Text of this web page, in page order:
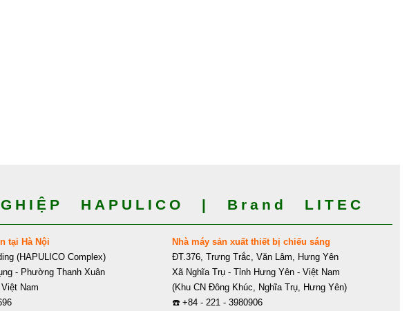
HAPULICO | Brand LITEC
tại Hà Nội
(HAPULICO Complex)
- Phường Thanh Xuân
Nam
Nhà máy sản xuất thiết bị chiếu sáng
ĐT.376, Trưng Trắc, Văn Lâm, Hưng Yên
Xã Nghĩa Trụ - Tỉnh Hưng Yên - Việt Nam
(Khu CN Đông Khúc, Nghĩa Trụ, Hưng Yên)
☎️ +84 - 221 - 3980906